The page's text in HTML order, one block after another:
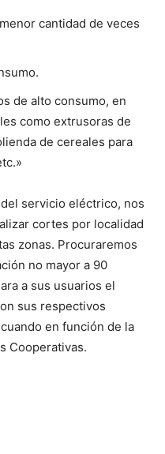
cantidad de veces
de alto consumo, en
como extrusoras de
de cereales para
servicio eléctrico, nos
cortes por localidad
zonas. Procuraremos
no mayor a 90
a sus usuarios el
sus respectivos
en función de la
Cooperativas.